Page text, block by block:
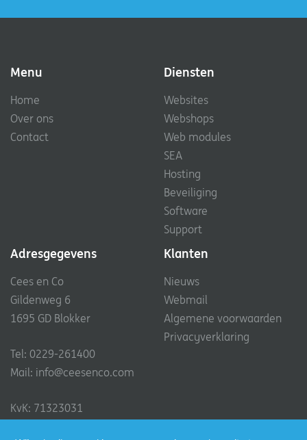
Menu
Home
Over ons
Contact
Diensten
Websites
Webshops
Web modules
SEA
Hosting
Beveiliging
Software
Support
Adresgegevens
Cees en Co
Gildenweg 6
1695 GD Blokker
Tel: 0229-261400
Mail: info@ceesenco.com
KvK: 71323031
Facebook
Klanten
Nieuws
Webmail
Algemene voorwaarden
Privacyverklaring